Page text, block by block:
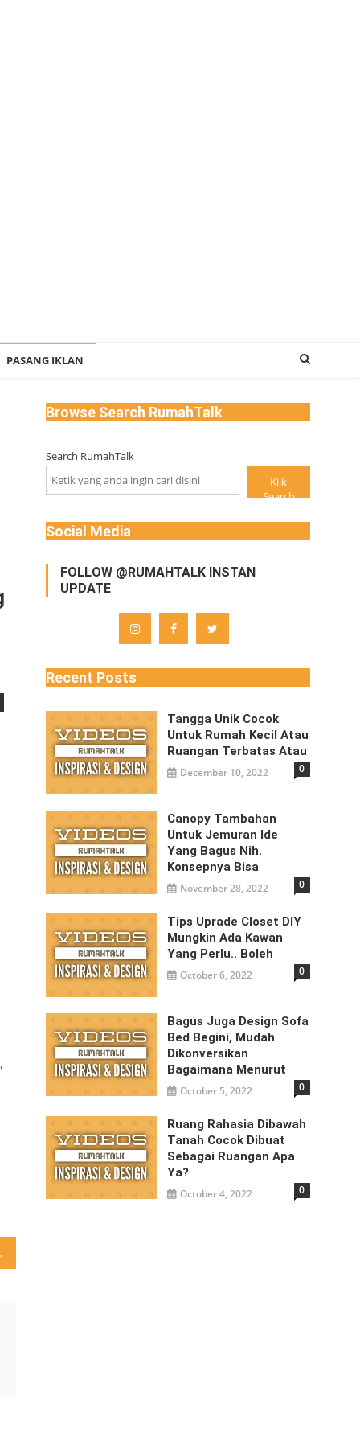
PASANG IKLAN
bahkan lebih
Browse Search RumahTalk
Search RumahTalk
Klik
Search
Social Media
FOLLOW @RUMAHTALK INSTAN
UPDATE
Recent Posts
Tangga Unik Cocok
Untuk Rumah Kecil Atau
Ruangan Terbatas Atau
December 10, 2022 0
Canopy Tambahan
Untuk Jemuran Ide
Yang Bagus Nih.
Konsepnya Bisa
November 28, 2022 0
Tips Uprade Closet DIY
Mungkin Ada Kawan
Yang Perlu.. Boleh
October 6, 2022 0
Bagus Juga Design Sofa
Bed Begini, Mudah
Dikonversikan
Bagaimana Menurut
October 5, 2022 0
Ruang Rahasia Dibawah
Tanah Cocok Dibuat
Sebagai Ruangan Apa
Ya?
October 4, 2022 0